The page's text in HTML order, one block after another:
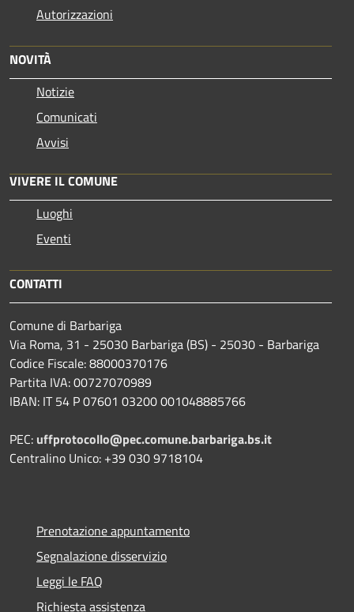
Autorizzazioni
NOVITÀ
Notizie
Comunicati
Avvisi
VIVERE IL COMUNE
Luoghi
Eventi
CONTATTI
Comune di Barbariga
Via Roma, 31 - 25030 Barbariga (BS) - 25030 - Barbariga
Codice Fiscale: 88000370176
Partita IVA: 00727070989
IBAN: IT 54 P 07601 03200 001048885766
PEC: uffprotocollo@pec.comune.barbariga.bs.it
Centralino Unico: +39 030 9718104
Prenotazione appuntamento
Segnalazione disservizio
Leggi le FAQ
Richiesta assistenza